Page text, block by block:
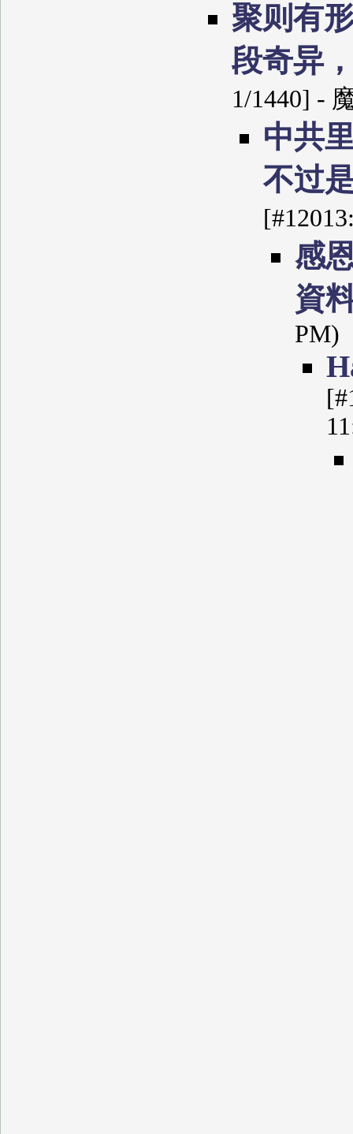
聚则有
段奇异
1/1440] -
中共
不过
感
資
PM)